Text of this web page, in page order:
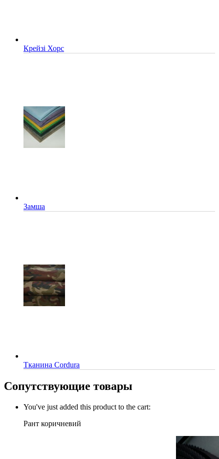
Крейзі Хорс
Замша
Тканина Cordura
Сопутствующие товары
You've just added this product to the cart:
Рант коричневий